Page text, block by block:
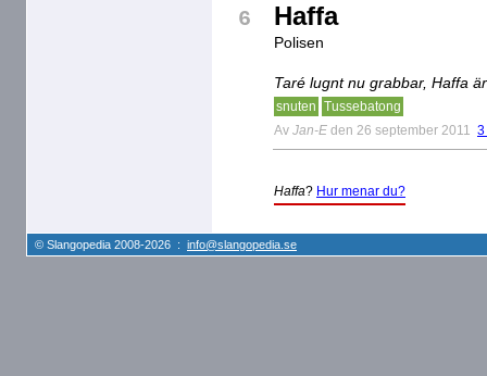
6 Haffa
Polisen
Taré lugnt nu grabbar, Haffa
snuten Tussebatong
Av Jan-E den 26 september 2011 3
Haffa? Hur menar du?
© Slangopedia 2008-2026 : info@slangopedia.se